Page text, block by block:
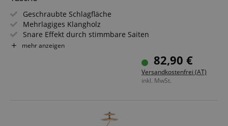
Geschraubte Schlagfläche
Mehrlagiges Klangholz
Snare Effekt durch stimmbare Saiten
Durchsetzungsstarker Bass
Inklusive Sitzkissen, Rucksacktasche & Cajonschule
mehr anzeigen
82,90 €
Versandkostenfrei (AT)
inkl. MwSt.